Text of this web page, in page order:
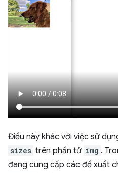
Điều này khác với việc sử
sizes trên phần tử img .
đang cung cấp các đề xuất